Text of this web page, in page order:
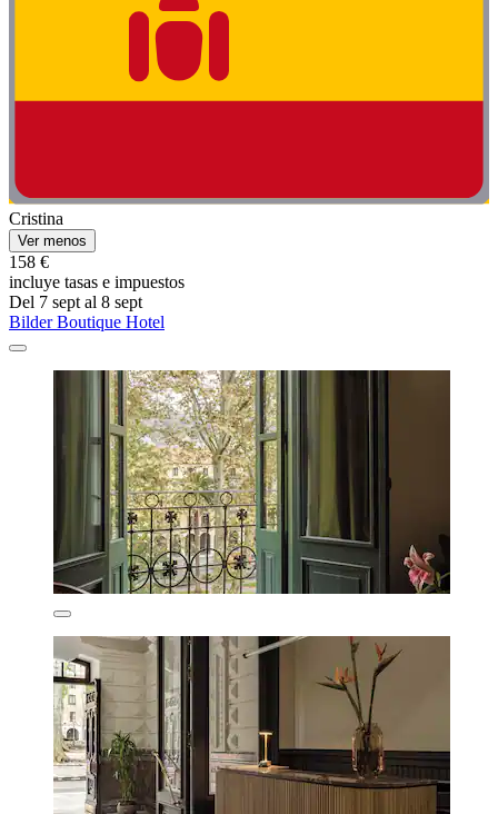
Cristina
Ver menos
158 €
incluye tasas e impuestos
Del 7 sept al 8 sept
Bilder Boutique Hotel